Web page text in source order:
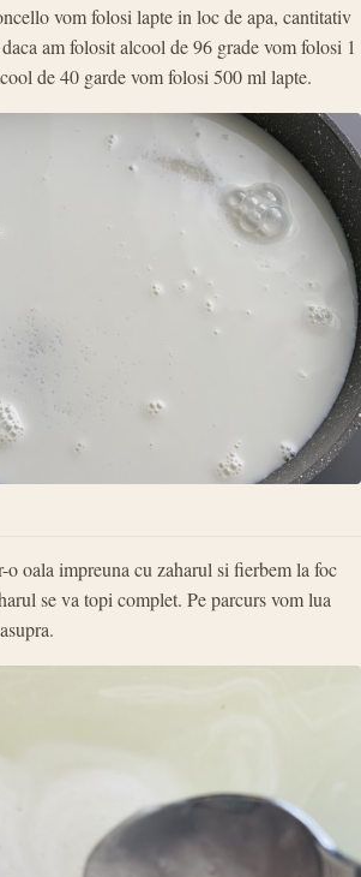
vom folosi lapte in loc de apa, cantitativ
am folosit alcool de 96 grade vom folosi 1
de 40 garde vom folosi 500 ml lapte.
o oala impreuna cu zaharul si fierbem la foc
se va topi complet. Pe parcurs vom lua